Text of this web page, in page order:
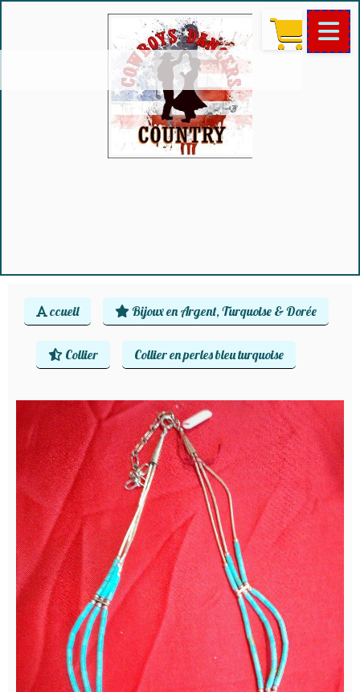
ccueil Bijoux en Argent, Turquoise & Dorée
Collier Collier en perles bleu turquoise